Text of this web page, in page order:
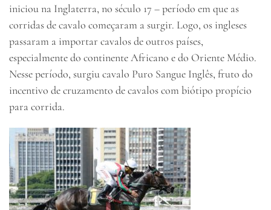
iniciou na Inglaterra, no século 17 – período em que as
corridas de cavalo começaram a surgir. Logo, os ingleses
passaram a importar cavalos de outros países,
especialmente do continente Africano e do Oriente Médio.
Nesse período, surgiu cavalo Puro Sangue Inglês, fruto do
incentivo de cruzamento de cavalos com biótipo propício
para corrida.